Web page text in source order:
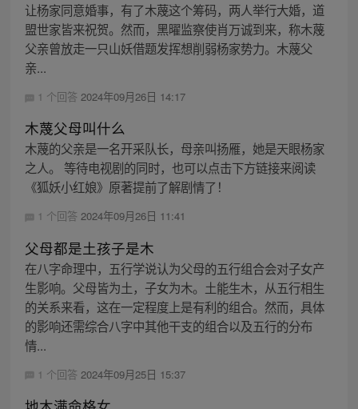
让杨家同意婚事，有了木蔑这个筹码，两人举行大婚，道
盟世家皆来祝贺。然而，黑曜监察使肖万诚到来，称木蔑
父亲曾放走一只山妖借题发挥想削弱杨家势力。木蔑父
亲...
1 个回答 2024年09月26日 14:17
木蔑父母叫什么
木蔑的父亲是一名开采队长，母亲叫扬雁，她是天眼杨家
之人。 等待电视剧的同时，也可以点击下方链接来阅读
《狐妖小红娘》原著提前了解剧情了！
1 个回答 2024年09月26日 11:41
父母都是土孩子是木
在八字命理中，五行学说认为父母的五行组合会对子女产
生影响。父母皆为土，子女为木。土能生木，从五行相生
的关系来看，这在一定程度上是有利的组合。然而，具体
的影响还需综合八字中其他干支的组合以及五行的分布
情...
1 个回答 2024年09月25日 15:37